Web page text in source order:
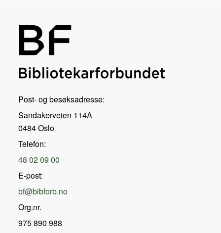
Post- og besøksadresse:
Sandakerveien 114A
0484 Oslo
Telefon:
48 02 09 00
E-post:
bf@bibforb.no
Org.nr.
975 890 988